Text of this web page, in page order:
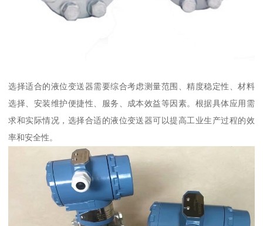
选择适合的液位变送器需要综合考虑测量范围、精度稳定性、材料
选择、安装维护便捷性、服务、成本效益等因素。根据具体应用需
求和实际情况，选择合适的液位变送器可以提高工业生产过程的效
率和安全性。